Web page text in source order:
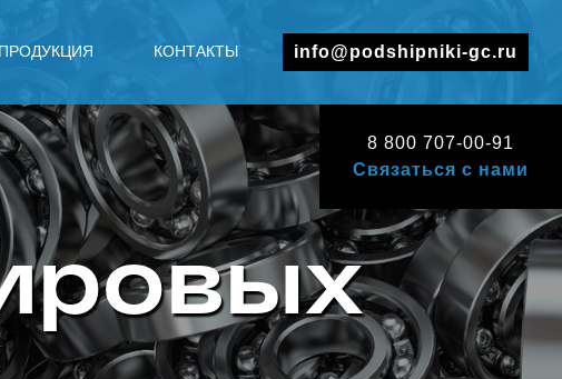
8 800 707-00-91
Связаться с нами
info@podshipniki-gc.ru
ПРОДУКЦИЯ КОНТАКТЫ